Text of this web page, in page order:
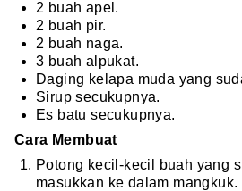
2 buah apel.
2 buah pir.
2 buah naga.
3 buah alpukat.
Daging kelapa muda yang
Sirup secukupnya.
Es batu secukupnya.
Cara Membuat
Potong kecil-kecil buah yang
masukkan ke dalam mangkuk.